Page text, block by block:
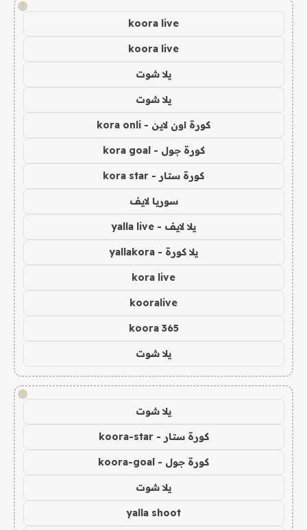
!
koora live
koora live
يلا شوت
يلا شوت
كورة اون لاين - kora onli
كورة جول - kora goal
كورة ستار - kora star
سوريا لايف
يلا لايف - yalla live
يلا كورة - yallakora
kora live
kooralive
koora 365
يلا شوت
!
يلا شوت
كورة ستار - koora-star
كورة جول - koora-goal
يلا شوت
yalla shoot